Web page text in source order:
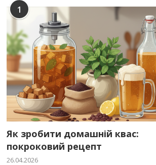
1
Як зробити домашній квас:
покроковий рецепт
26.04.2026